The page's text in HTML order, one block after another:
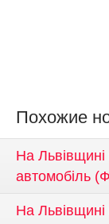
Похожие
На Львівщині
автомобіль
На Львівщині